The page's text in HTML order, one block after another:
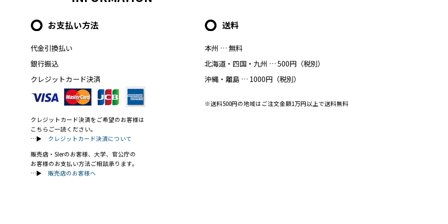
お支払い方法
代金引換払い
銀行振込
クレジットカード決済
クレジットカード決済をご希望のお客様は
こちらご一読ください。
…▶ クレジットカード決済について
販売店・SIerのお客様、大学、官公庁の
お客様のお支払い方法ご相談承ります。
…▶ 販売店のお客様へ
送料
本州 … 無料
北海道・四国・九州 … 500円（税別）
沖縄・離島 … 1000円（税別）
※送料500円の地域はご注文金額1万円以上で送料無料